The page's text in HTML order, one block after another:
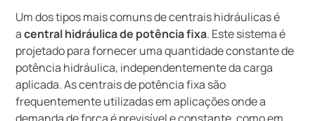
Um dos tipos mais comuns de centrais hidráulicas é
acentral hidráulica de potência fixa. Este sistema é
projetado para fornecer uma quantidade constante de
potência hidráulica, independentemente da carga
aplicada. As centrais de potência fixa são
frequentemente utilizadas em aplicações onde a